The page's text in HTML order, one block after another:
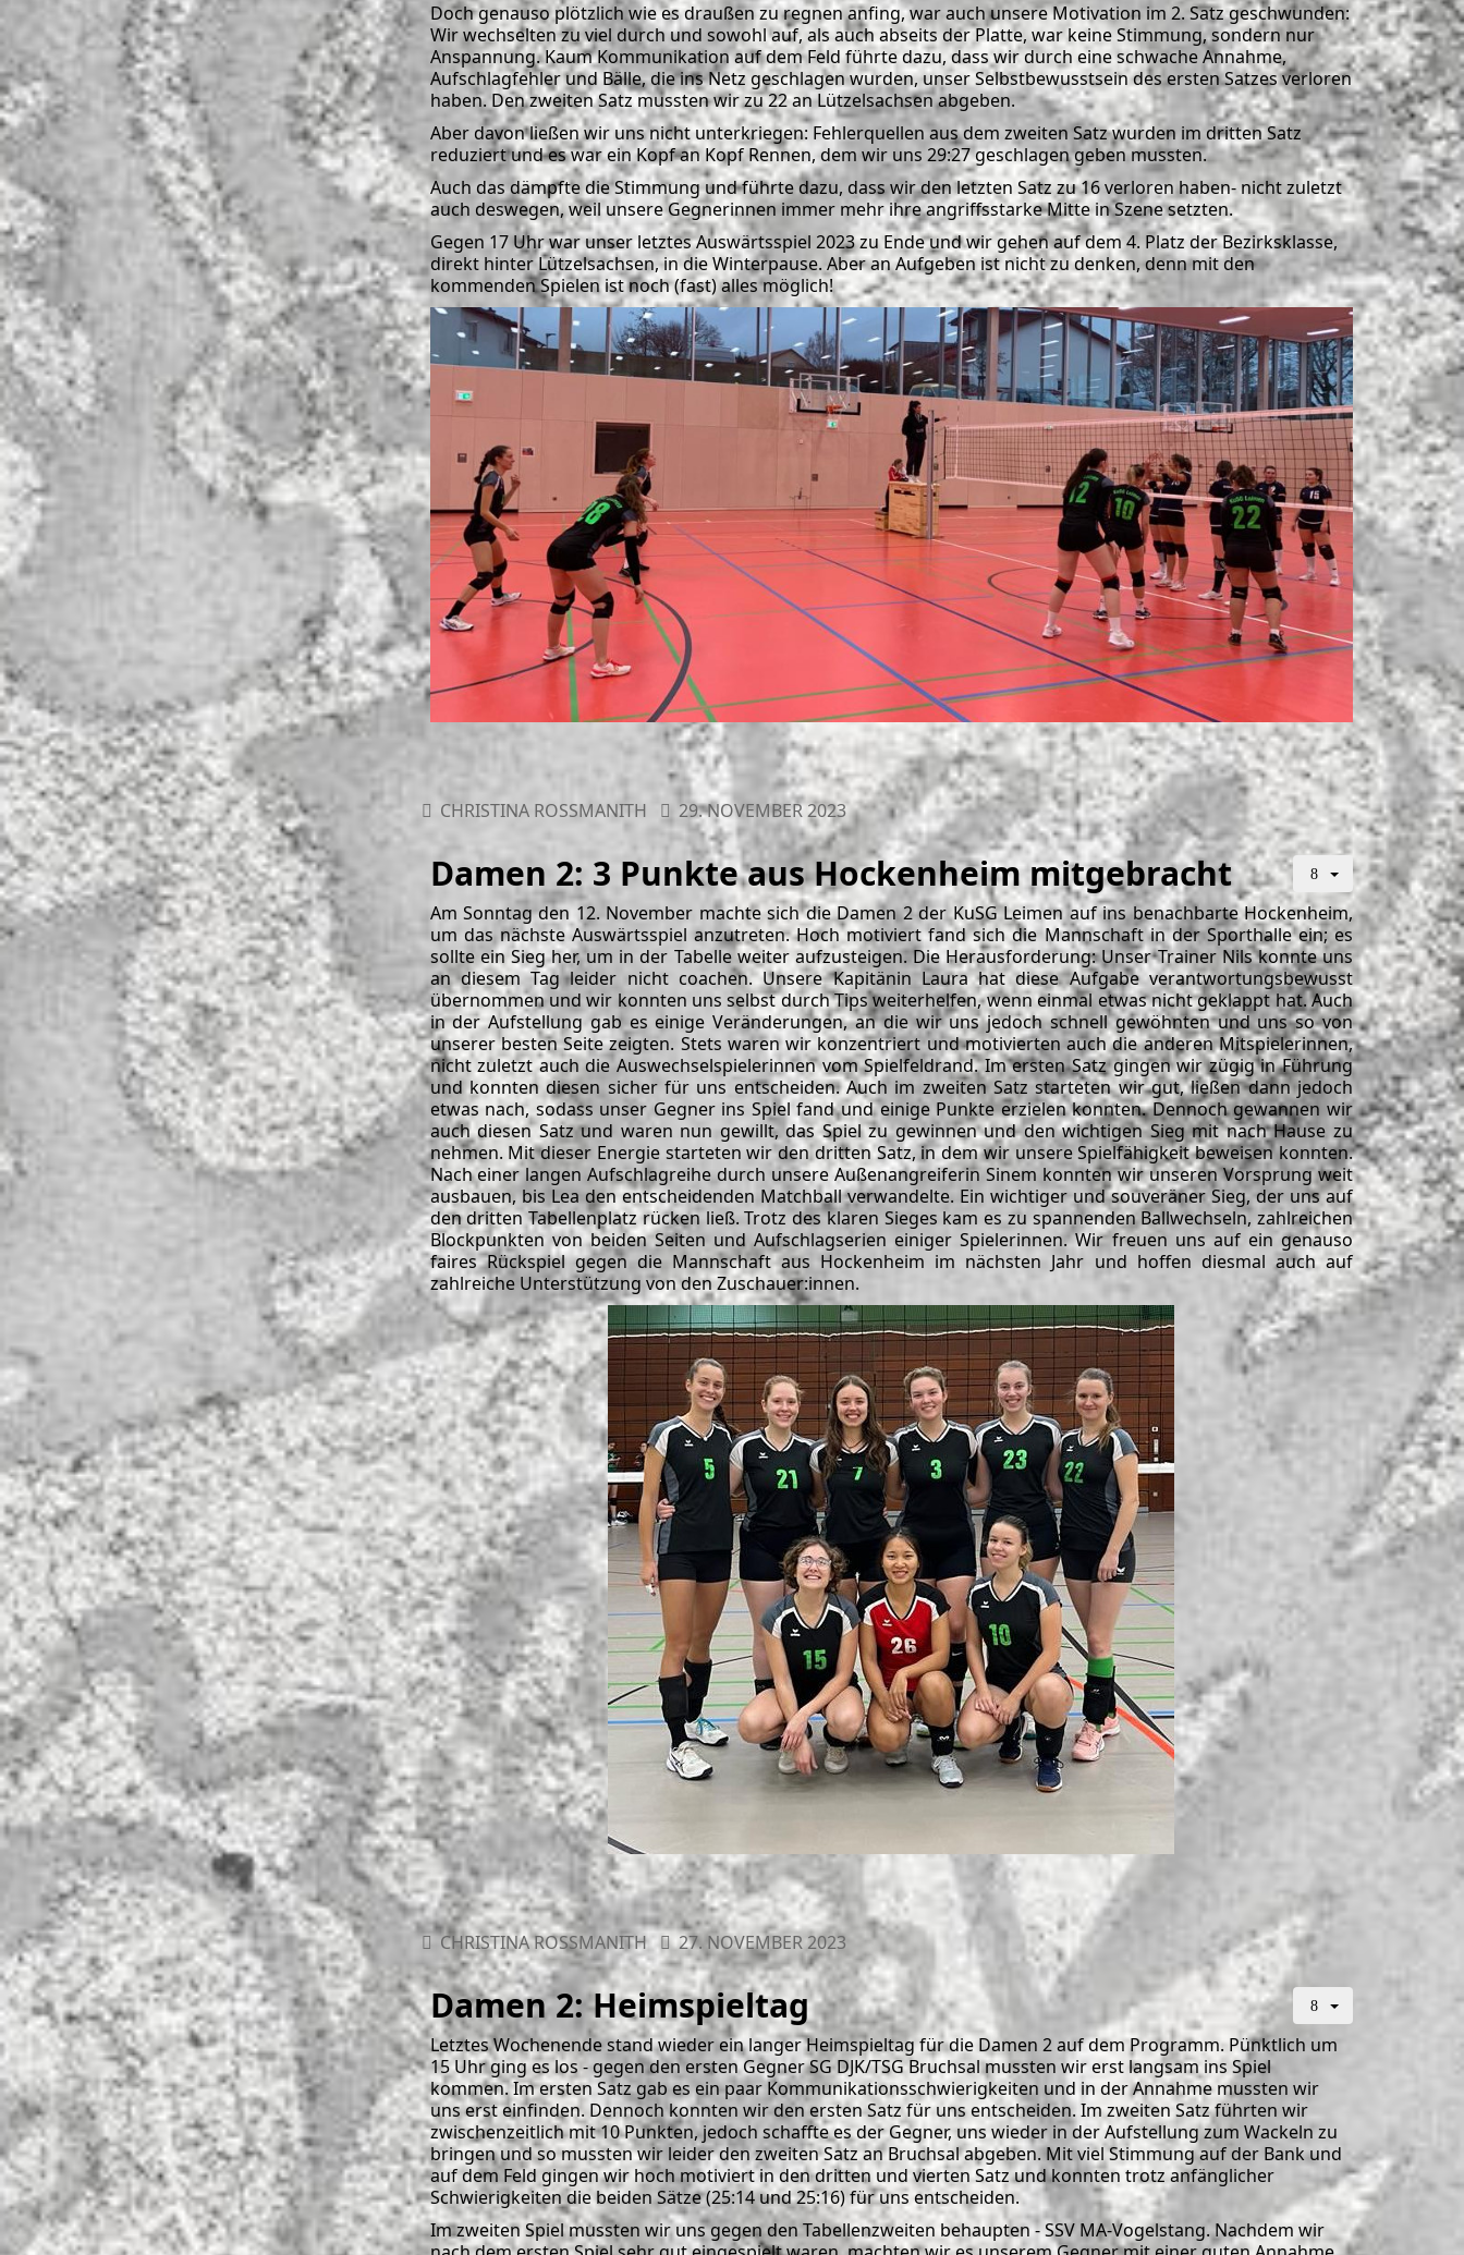
Doch genauso plötzlich wie es draußen zu regnen anfing, war auch unsere Motivation im 2. Satz geschwunden:
Wir wechselten zu viel durch und sowohl auf, als auch abseits der Platte, war keine Stimmung, sondern nur
Anspannung. Kaum Kommunikation auf dem Feld führte dazu, dass wir durch eine schwache Annahme,
Aufschlagfehler und Bälle, die ins Netz geschlagen wurden, unser Selbstbewusstsein des ersten Satzes verloren
haben. Den zweiten Satz mussten wir zu 22 an Lützelsachsen abgeben.
Aber davon ließen wir uns nicht unterkriegen: Fehlerquellen aus dem zweiten Satz wurden im dritten Satz
reduziert und es war ein Kopf an Kopf Rennen, dem wir uns 29:27 geschlagen geben mussten.
Auch das dämpfte die Stimmung und führte dazu, dass wir den letzten Satz zu 16 verloren haben- nicht zuletzt
auch deswegen, weil unsere Gegnerinnen immer mehr ihre angriffsstarke Mitte in Szene setzten.
Gegen 17 Uhr war unser letztes Auswärtsspiel 2023 zu Ende und wir gehen auf dem 4. Platz der Bezirksklasse,
direkt hinter Lützelsachsen, in die Winterpause. Aber an Aufgeben ist nicht zu denken, denn mit den
kommenden Spielen ist noch (fast) alles möglich!
CHRISTINA ROSSMANITH 29. NOVEMBER 2023
Damen 2: 3 Punkte aus Hockenheim mitgebracht
Am Sonntag den 12. November machte sich die Damen 2 der KuSG Leimen auf ins benachbarte Hockenheim,
um das nächste Auswärtsspiel anzutreten. Hoch motiviert fand sich die Mannschaft in der Sporthalle ein; es
sollte ein Sieg her, um in der Tabelle weiter aufzusteigen. Die Herausforderung: Unser Trainer Nils konnte uns
an diesem Tag leider nicht coachen. Unsere Kapitänin Laura hat diese Aufgabe verantwortungsbewusst
übernommen und wir konnten uns selbst durch Tips weiterhelfen, wenn einmal etwas nicht geklappt hat. Auch
in der Aufstellung gab es einige Veränderungen, an die wir uns jedoch schnell gewöhnten und uns so von
unserer besten Seite zeigten. Stets waren wir konzentriert und motivierten auch die anderen Mitspielerinnen,
nicht zuletzt auch die Auswechselspielerinnen vom Spielfeldrand. Im ersten Satz gingen wir zügig in Führung
und konnten diesen sicher für uns entscheiden. Auch im zweiten Satz starteten wir gut, ließen dann jedoch
etwas nach, sodass unser Gegner ins Spiel fand und einige Punkte erzielen konnten. Dennoch gewannen wir
auch diesen Satz und waren nun gewillt, das Spiel zu gewinnen und den wichtigen Sieg mit nach Hause zu
nehmen. Mit dieser Energie starteten wir den dritten Satz, in dem wir unsere Spielfähigkeit beweisen konnten.
Nach einer langen Aufschlagreihe durch unsere Außenangreiferin Sinem konnten wir unseren Vorsprung weit
ausbauen, bis Lea den entscheidenden Matchball verwandelte. Ein wichtiger und souveräner Sieg, der uns auf
den dritten Tabellenplatz rücken ließ. Trotz des klaren Sieges kam es zu spannenden Ballwechseln, zahlreichen
Blockpunkten von beiden Seiten und Aufschlagserien einiger Spielerinnen. Wir freuen uns auf ein genauso
faires Rückspiel gegen die Mannschaft aus Hockenheim im nächsten Jahr und hoffen diesmal auch auf
zahlreiche Unterstützung von den Zuschauer:innen.
CHRISTINA ROSSMANITH 27. NOVEMBER 2023
Damen 2: Heimspieltag
Letztes Wochenende stand wieder ein langer Heimspieltag für die Damen 2 auf dem Programm. Pünktlich um
15 Uhr ging es los - gegen den ersten Gegner SG DJK/TSG Bruchsal mussten wir erst langsam ins Spiel
kommen. Im ersten Satz gab es ein paar Kommunikationsschwierigkeiten und in der Annahme mussten wir
uns erst einfinden. Dennoch konnten wir den ersten Satz für uns entscheiden. Im zweiten Satz führten wir
zwischenzeitlich mit 10 Punkten, jedoch schaffte es der Gegner, uns wieder in der Aufstellung zum Wackeln zu
bringen und so mussten wir leider den zweiten Satz an Bruchsal abgeben. Mit viel Stimmung auf der Bank und
auf dem Feld gingen wir hoch motiviert in den dritten und vierten Satz und konnten trotz anfänglicher
Schwierigkeiten die beiden Sätze (25:14 und 25:16) für uns entscheiden.
Im zweiten Spiel mussten wir uns gegen den Tabellenzweiten behaupten - SSV MA-Vogelstang. Nachdem wir